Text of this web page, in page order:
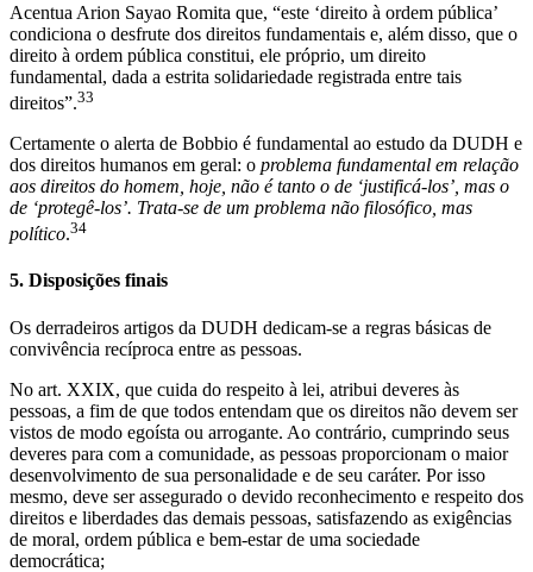
Acentua Arion Sayao Romita que, “este ‘direito à ordem pública’
condiciona o desfrute dos direitos fundamentais e, além disso, que o
direito à ordem pública constitui, ele próprio, um direito
fundamental, dada a estrita solidariedade registrada entre tais
direitos”.33
Certamente o alerta de Bobbio é fundamental ao estudo da DUDH e
dos direitos humanos em geral: o problema fundamental em relação
aos direitos do homem, hoje, não é tanto o de ‘justificá-los’, mas o
de ‘protegê-los’. Trata-se de um problema não filosófico, mas
político.34
5. Disposições finais
Os derradeiros artigos da DUDH dedicam-se a regras básicas de
convivência recíproca entre as pessoas.
No art. XXIX, que cuida do respeito à lei, atribui deveres às
pessoas, a fim de que todos entendam que os direitos não devem ser
vistos de modo egoísta ou arrogante. Ao contrário, cumprindo seus
deveres para com a comunidade, as pessoas proporcionam o maior
desenvolvimento de sua personalidade e de seu caráter. Por isso
mesmo, deve ser assegurado o devido reconhecimento e respeito dos
direitos e liberdades das demais pessoas, satisfazendo as exigências
de moral, ordem pública e bem-estar de uma sociedade
democrática;